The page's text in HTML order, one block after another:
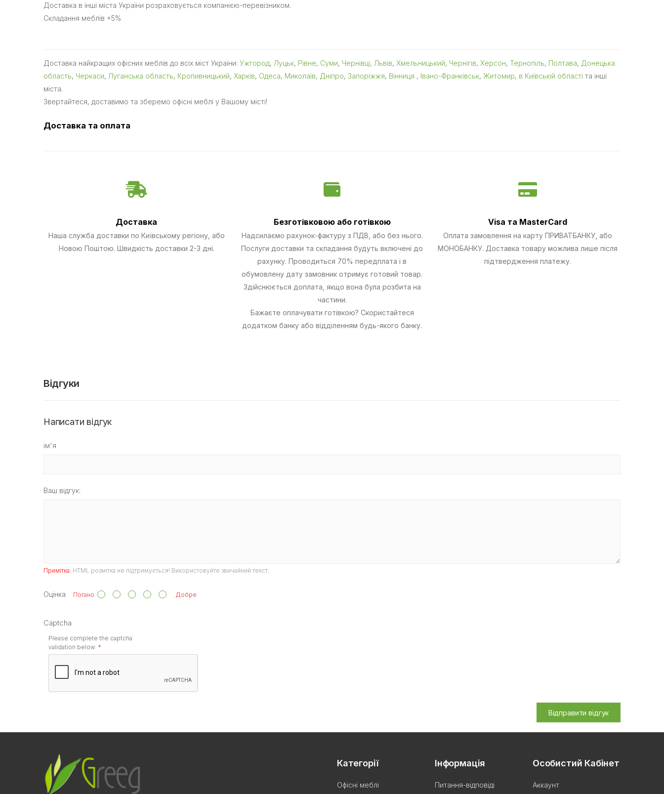
Доставка в інші міста України розраховується компанією-перевізником.
Складання меблів +5%
Доставка найкращих офісних меблів до всіх міст України: Ужгород, Луцьк, Рівне, Суми, Чернівці, Львів, Хмельницький, Чернігів, Херсон, Тернопіль, Полтава, Донецька
область, Черкаси, Луганська область, Кропивницький, Харків, Одеса, Миколаїв, Дніпро, Запоріжжя, Вінниця , Івано-Франківськ, Житомир, в Київській області та інші
міста.
Звертайтеся, доставимо та зберемо офісні меблі у Вашому місті!
Доставка та оплата
Доставка
Наша служба доставки по Київському регіону, або
Новою Поштою. Швидкість доставки 2-3 дні.
Безготівковою або готівкою
Надсилаємо рахунок-фактуру з ПДВ, або без нього.
Послуги доставки та складання будуть включені до
рахунку. Проводиться 70% передплата і в
обумовлену дату замовник отримує готовий товар.
Здійснюється доплата, якщо вона була розбита на
частини.
Бажаєте оплачувати готівкою? Скористайтеся
додатком банку або відділенням будь-якого банку.
Visa та MasterCard
Оплата замовлення на карту ПРИВАТБАНКУ, або
МОНОБАНКУ. Доставка товару можлива лише після
підтвердження платежу.
Відгуки
Написати відгук
ім'я
Ваш відгук:
Примітка: HTML розмітка не підтримується! Використовуйте звичайний текст.
Оцінка Погано Добре
Captcha
Please complete the captcha
validation below
Відправити відгук
Категорії
Офісні меблі
Інформація
Питання-відповіді
Особистий Кабінет
Аккаунт